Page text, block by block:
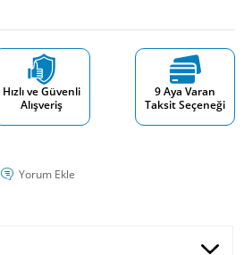
Hızlı ve Güvenli
Alışveriş
9 Aya Varan
Taksit Seçeneği
Yorum Ekle